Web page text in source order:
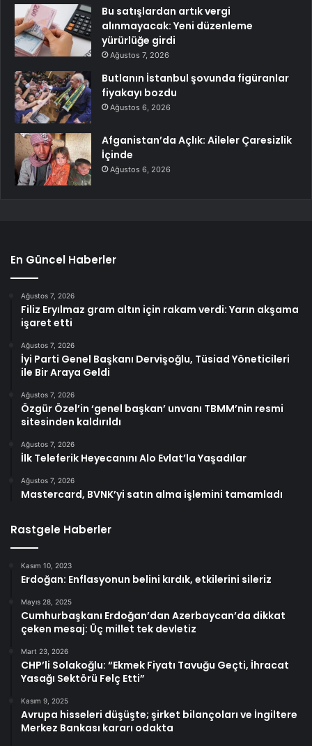
Bu satışlardan artık vergi
alınmayacak: Yeni düzenleme
yürürlüğe girdi
Ağustos 7, 2026
Butlanın İstanbul şovunda figüranlar
fiyakayı bozdu
Ağustos 6, 2026
Afganistan’da Açlık: Aileler Çaresizlik
İçinde
Ağustos 6, 2026
En Güncel Haberler
Ağustos 7, 2026
Filiz Eryılmaz gram altın için rakam verdi: Yarın akşama
işaret etti
Ağustos 7, 2026
İyi Parti Genel Başkanı Dervişoğlu, Tüsiad Yöneticileri
ile Bir Araya Geldi
Ağustos 7, 2026
Özgür Özel’in ‘genel başkan’ unvanı TBMM’nin resmi
sitesinden kaldırıldı
Ağustos 7, 2026
İlk Teleferik Heyecanını Alo Evlat’la Yaşadılar
Ağustos 7, 2026
Mastercard, BVNK’yi satın alma işlemini tamamladı
Rastgele Haberler
Kasım 10, 2023
Erdoğan: Enflasyonun belini kırdık, etkilerini sileriz
Mayıs 28, 2025
Cumhurbaşkanı Erdoğan’dan Azerbaycan’da dikkat
çeken mesaj: Üç millet tek devletiz
Mart 23, 2026
CHP’li Solakoğlu: “Ekmek Fiyatı Tavuğu Geçti, İhracat
Yasağı Sektörü Felç Etti”
Kasım 9, 2025
Avrupa hisseleri düşüşte; şirket bilançoları ve İngiltere
Merkez Bankası kararı odakta